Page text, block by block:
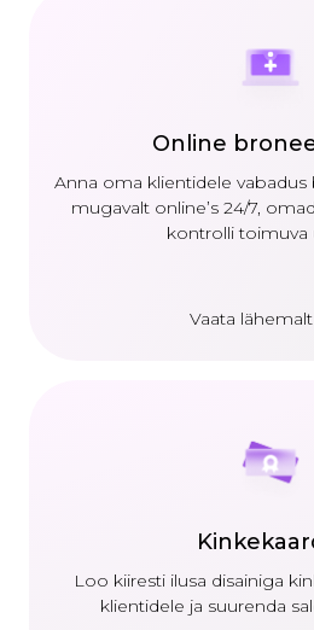
Online
Anna oma klientidele
mugavalt online’s 24/7,
kontrolli toimuva
Vaata lähemalt
Loo kiiresti ilusa disainiga
klientidele ja suurenda